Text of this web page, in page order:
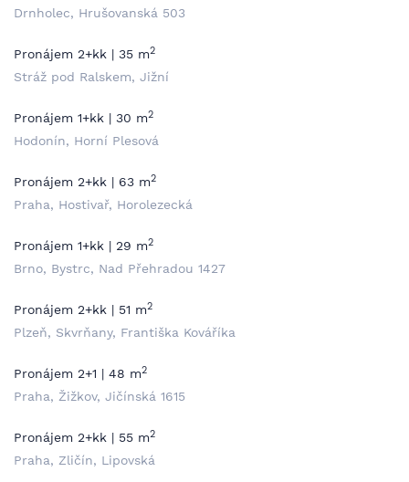
Drnholec, Hrušovanská 503
Pronájem 2+kk | 35 m2
Stráž pod Ralskem, Jižní
Pronájem 1+kk | 30 m2
Hodonín, Horní Plesová
Pronájem 2+kk | 63 m2
Praha, Hostivař, Horolezecká
Pronájem 1+kk | 29 m2
Brno, Bystrc, Nad Přehradou 1427
Pronájem 2+kk | 51 m2
Plzeň, Skvrňany, Františka Kováříka
Pronájem 2+1 | 48 m2
Praha, Žižkov, Jičínská 1615
Pronájem 2+kk | 55 m2
Praha, Zličín, Lipovská